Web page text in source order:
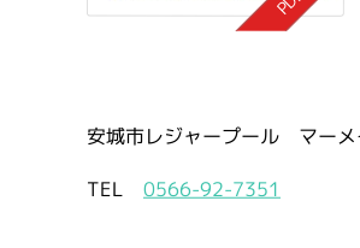
安城市レジャープール マーメ
TEL0566-92-7351